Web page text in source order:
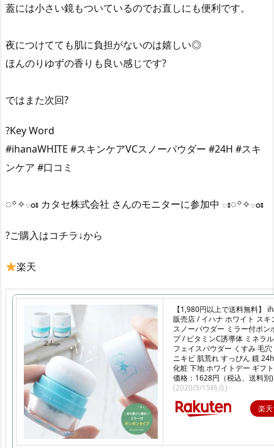
蓋には小さい鏡もついているのでお直しにも便利です。
夜につけてても肌に負担がないのは嬉しい◎
ほんのりゆずの香りも良い感じです?
ではまた次回?
?Key Word
#ihanaWHITE #スキンケアVCスノーパウダー #24H #スキ
ンケア #口コミ
◌꙳✧ంః カタセ株式会社 さんのモニターに参加中 ః◌꙳✧ంః
?ご購入はコチラ↓から
楽天
【1,980円以上で送料無料】
販売店 / イハナ ホワイト スキ
スノーパウダー ミラー付ポン
プ / ビタミンC誘導体 ミネラ
フェイスパウダー くすみ 毛
ニキビ 肌荒れ すっぴん 鏡
化粧 下地 ホワイトデー ギフト
価格：1628円（税込、送料別)
(2020/3/15時点)
楽